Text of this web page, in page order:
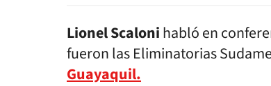
Lionel Scalonihabló en
fueron las Eliminatorias
Guayaquil.